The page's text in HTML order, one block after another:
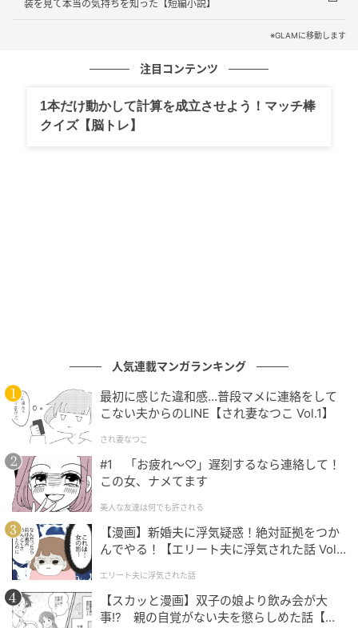
した。
伯父は、手土産も持たず、にこにこと家にあがってき
ます。
祖母も、横で「持って行きな、持って行きな」とにこ
にこ顔。
子どもの僕は、座布団の上で固まったままでした。
（…それ、僕のために買ったやつ）
口の中だけで、言葉が転がります。
けれど、子どもの僕には、それを声に出す勇気があり
ませんでした。
装を見て本当の気持ちを知った【短編小説】
※GLAMに移動します
注目コンテンツ
1本だけ動かして計算を成立させよう！マッチ棒
クイズ【脳トレ】
人気連載マンガランキング
最初に感じた違和感…普段マメに連絡をして
こない夫からのLINE【され妻なつこ Vol.1】
され妻なつこ
#1 「お疲れ〜♡」遅刻するなら連絡して！
この女、ナメてます
美人な友達は何でも許される
【漫画】新婚夫に浮気疑惑！絶対証拠をつか
んでやる！【エリート夫に浮気された話 Vol.
エリート夫に浮気された話
【スカッと漫画】双子の娘より飲み会が大
事!? 親の自覚がない夫を懲らしめた話【第1